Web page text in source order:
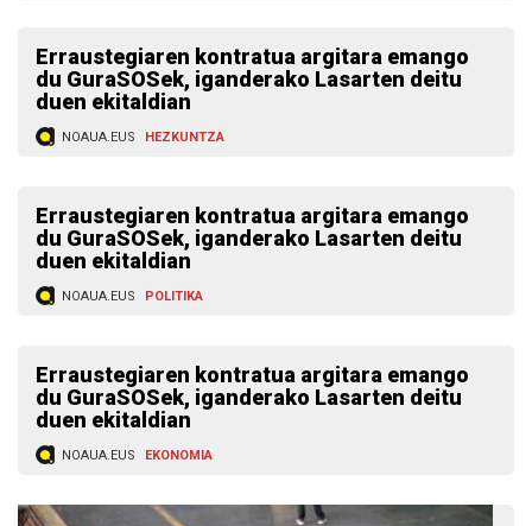
Erraustegiaren kontratua argitara emango
du GuraSOSek, iganderako Lasarten deitu
duen ekitaldian
NOAUA.EUS HEZKUNTZA
Erraustegiaren kontratua argitara emango
du GuraSOSek, iganderako Lasarten deitu
duen ekitaldian
NOAUA.EUS POLITIKA
Erraustegiaren kontratua argitara emango
du GuraSOSek, iganderako Lasarten deitu
duen ekitaldian
NOAUA.EUS EKONOMIA